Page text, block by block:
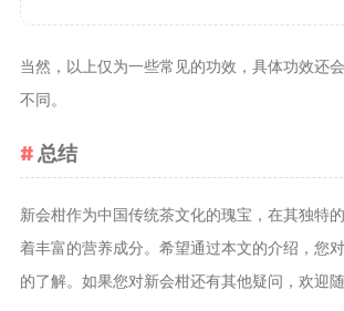
当然，以上仅为一些常见的功效，具体功效还
不同。
总结
新会柑作为中国传统茶文化的瑰宝，在其独特
着丰富的营养成分。希望通过本文的介绍，您
的了解。如果您对新会柑还有其他疑问，欢迎随